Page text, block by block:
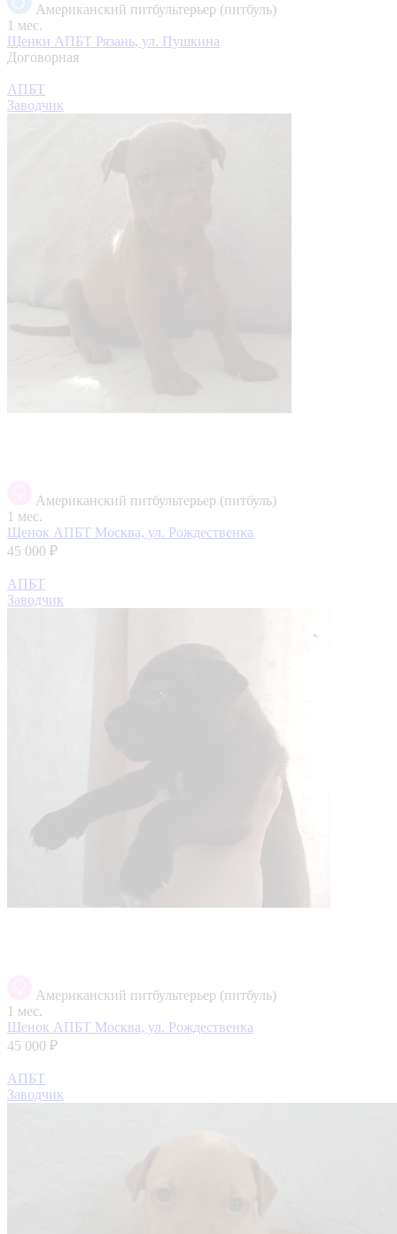
Американский питбультерьер (питбуль)
1 мес.
Щенки АПБТ Рязань, ул. Пушкина
Договорная
АПБТ
Заводчик
Американский питбультерьер (питбуль)
1 мес.
Щенок АПБТ Москва, ул. Рождественка
45 000 ₽
АПБТ
Заводчик
Американский питбультерьер (питбуль)
1 мес.
Щенок АПБТ Москва, ул. Рождественка
45 000 ₽
АПБТ
Заводчик